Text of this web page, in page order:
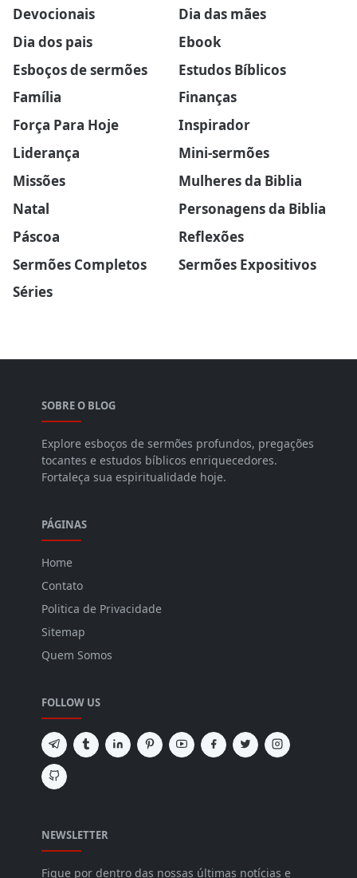
Devocionais
Dia das mães
Dia dos pais
Ebook
Esboços de sermões
Estudos Bíblicos
Família
Finanças
Força Para Hoje
Inspirador
Liderança
Mini-sermões
Missões
Mulheres da Biblia
Natal
Personagens da Biblia
Páscoa
Reflexões
Sermões Completos
Sermões Expositivos
Séries
SOBRE O BLOG
Explore esboços de sermões profundos, pregações
tocantes e estudos bíblicos enriquecedores.
Fortaleça sua espiritualidade hoje.
PÁGINAS
Home
Contato
Politica de Privacidade
Sitemap
Quem Somos
FOLLOW US
NEWSLETTER
Fique por dentro das nossas últimas notícias e